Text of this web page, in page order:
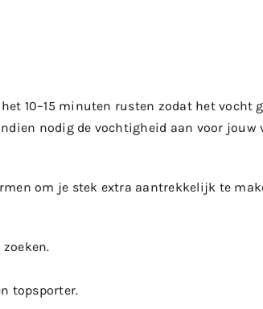
10–15 minuten rusten zodat het vocht
nodig de vochtigheid aan voor jouw
om je stek extra aantrekkelijk te
topsporter.